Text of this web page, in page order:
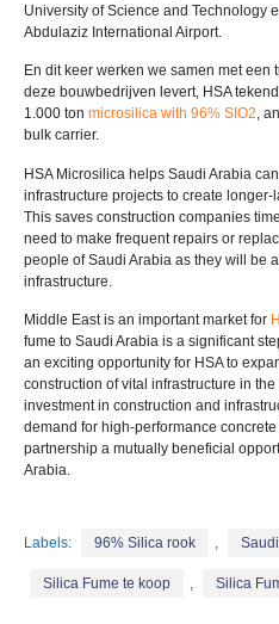
University of Science and Technology
Abdulaziz International Airport.
En dit keer werken we samen met
deze bouwbedrijven levert, HSA
1.000 ton microsilica with 96% SIO2,
bulk carrier.
HSA Microsilica helps Saudi Arabia
infrastructure projects to create longer-
This saves construction companies
need to make frequent repairs or
people of Saudi Arabia as they will be
infrastructure.
Middle East is an important market for
fume to Saudi Arabia is a significant
an exciting opportunity for HSA to
construction of vital infrastructure in the
investment in construction and
demand for high-performance
partnership a mutually beneficial
Arabia.
Labels: 96% Silica rook
Silica Fume te koop Silica